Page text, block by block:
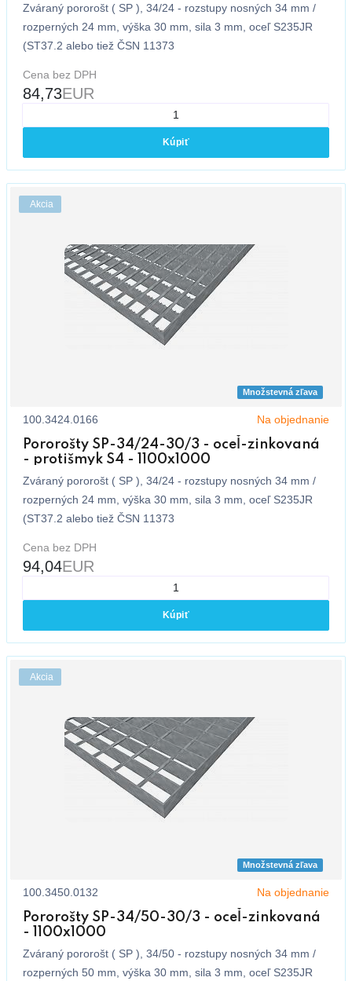
Zváraný pororošt ( SP ), 34/24 - rozstupy nosných 34 mm /
rozperných 24 mm, výška 30 mm, sila 3 mm, oceľ S235JR
(ST37.2 alebo tiež ČSN 11373
Cena bez DPH
84,73EUR
Kúpiť
Akcia
Množstevná zľava
100.3424.0166 Na objednanie
Pororošty SP-34/24-30/3 - oceľ-zinkovaná
- protišmyk S4 - 1100x1000
Zváraný pororošt ( SP ), 34/24 - rozstupy nosných 34 mm /
rozperných 24 mm, výška 30 mm, sila 3 mm, oceľ S235JR
(ST37.2 alebo tiež ČSN 11373
Cena bez DPH
94,04EUR
Kúpiť
Akcia
Množstevná zľava
100.3450.0132 Na objednanie
Pororošty SP-34/50-30/3 - oceľ-zinkovaná
- 1100x1000
Zváraný pororošt ( SP ), 34/50 - rozstupy nosných 34 mm /
rozperných 50 mm, výška 30 mm, sila 3 mm, oceľ S235JR